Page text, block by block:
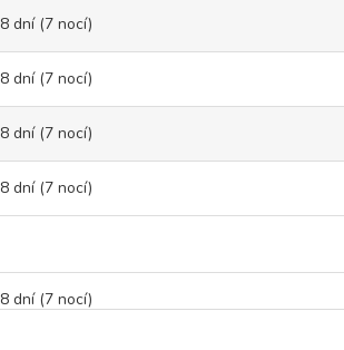
8 dní (7 nocí)
8 dní (7 nocí)
8 dní (7 nocí)
8 dní (7 nocí)
8 dní (7 nocí)